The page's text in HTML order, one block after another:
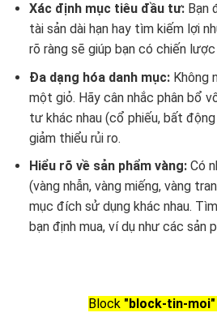
Xác định mục tiêu đầu tư:Bạn
tài sản dài hạn hay tìm kiếm lợi
rõ ràng sẽ giúp bạn có chiến lược
Đa dạng hóa danh mục:Không
một giỏ. Hãy cân nhắc phân bổ
tư khác nhau (cổ phiếu, bất
giảm thiểu rủi ro.
Hiểu rõ về sản phẩm vàng:Có
(vàng nhẫn, vàng miếng, vàng
mục đích sử dụng khác nhau.
bạn định mua, ví dụ như các sản
Block "block-tin-moi"